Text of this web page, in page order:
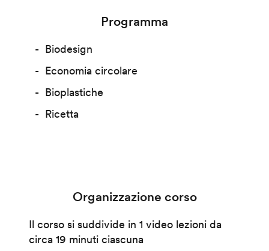
Programma
Biodesign
Economia circolare
Bioplastiche
Ricetta
Organizzazione corso
Il corso si suddivide in 1 video lezioni da
circa 19 minuti ciascuna